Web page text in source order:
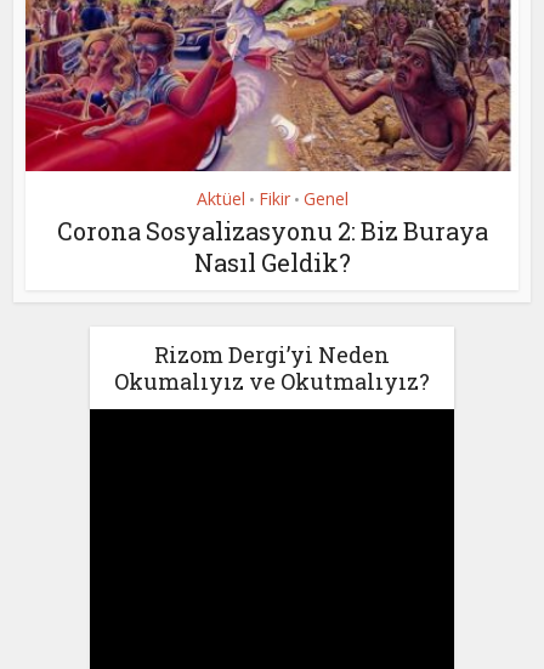
Aktüel • Fikir • Genel
Corona Sosyalizasyonu 2: Biz Buraya
Nasıl Geldik?
Rizom Dergi’yi Neden
Okumalıyız ve Okutmalıyız?